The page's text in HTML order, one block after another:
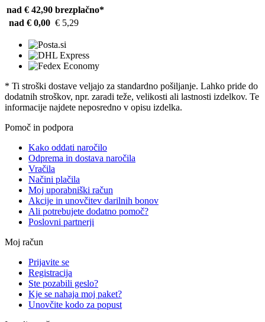
nad € 42,90 brezplačno*
nad € 0,00 € 5,29
* Ti stroški dostave veljajo za standardno pošiljanje. Lahko pride do
dodatnih stroškov, npr. zaradi teže, velikosti ali lastnosti izdelkov. Te
informacije najdete neposredno v opisu izdelka.
Pomoč in podpora
Kako oddati naročilo
Odprema in dostava naročila
Vračila
Načini plačila
Moj uporabniški račun
Akcije in unovčitev darilnih bonov
Ali potrebujete dodatno pomoč?
Poslovni partnerji
Moj račun
Prijavite se
Registracija
Ste pozabili geslo?
Kje se nahaja moj paket?
Unovčite kodo za popust